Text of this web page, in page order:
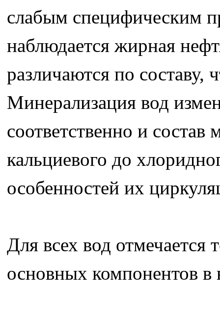
слабым специфическим
наблюдается жирная
различаются по составу,
Минерализация вод
соответственно и состав
кальциевого до
особенностей их
Для всех вод отмечается
основных компонентов в